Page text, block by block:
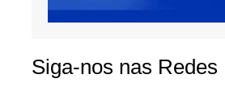
Siga-nos nas Redes